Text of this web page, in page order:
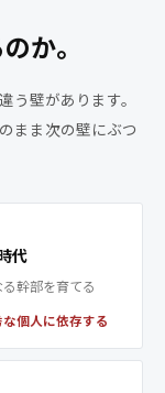
か。
う壁があります。
まま次の壁にぶつ
代
幹部を育てる
個人に依存する